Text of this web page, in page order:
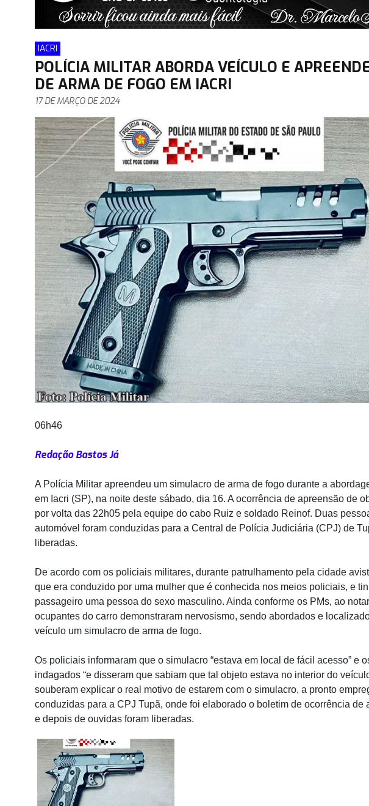
IACRI
POLÍCIA MILITAR ABORDA VEÍCULO E
DE ARMA DE FOGO EM IACRI
17 DE MARÇO DE 2024
06h46
Redação Bastos Já
A Polícia Militar apreendeu um simulacro de arma de fogo durante a
em Iacri (SP), na noite deste sábado, dia 16. A ocorrência de apreensão de
por volta das 22h05 pela equipe do cabo Ruiz e soldado Reinof. Duas
automóvel foram conduzidas para a Central de Polícia Judiciária (CPJ) de
liberadas.
De acordo com os policiais militares, durante patrulhamento pela cidade
que era conduzido por uma mulher que é conhecida nos meios policiais, e
passageiro uma pessoa do sexo masculino. Ainda conforme os PMs, ao
ocupantes do carro demonstraram nervosismo, sendo abordados e
veículo um simulacro de arma de fogo.
Os policiais informaram que o simulacro “estava em local de fácil acesso” e
indagados “e disseram que sabiam que tal objeto estava no interior do
souberam explicar o real motivo de estarem com o simulacro, a pronto
conduzidas para a CPJ Tupã, onde foi elaborado o boletim de ocorrência de
e depois de ouvidas foram liberadas.